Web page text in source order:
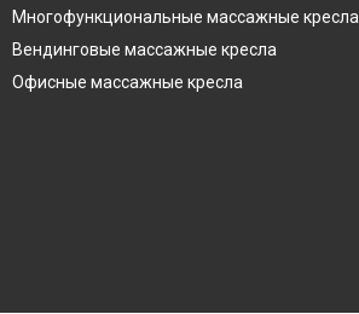
Многофункциональные массажные кресла
Вендинговые массажные кресла
Офисные массажные кресла